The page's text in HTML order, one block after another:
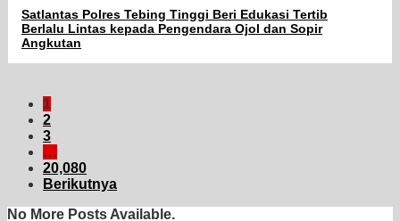
Satlantas Polres Tebing Tinggi Beri Edukasi Tertib
Berlalu Lintas kepada Pengendara Ojol dan Sopir
Angkutan
1
2
3
…
20,080
Berikutnya
No More Posts Available.